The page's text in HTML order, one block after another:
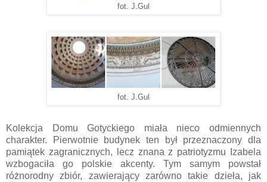
fot. J.Gul
fot. J.Gul
Kolekcja Domu Gotyckiego miała nieco odmiennych
charakter. Pierwotnie budynek ten był przeznaczony dla
pamiątek zagranicznych, lecz znana z patriotyzmu Izabela
wzbogaciła go polskie akcenty. Tym samym powstał
różnorodny zbiór, zawierający zarówno takie dzieła, jak